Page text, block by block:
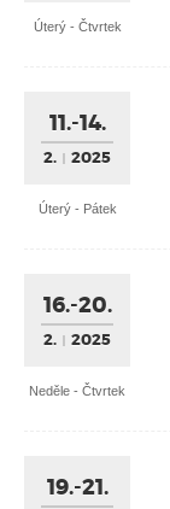
Úterý - Čtvrtek
11.-14.
2. 2025
Úterý - Pátek
16.-20.
2. 2025
Neděle - Čtvrtek
19.-21.